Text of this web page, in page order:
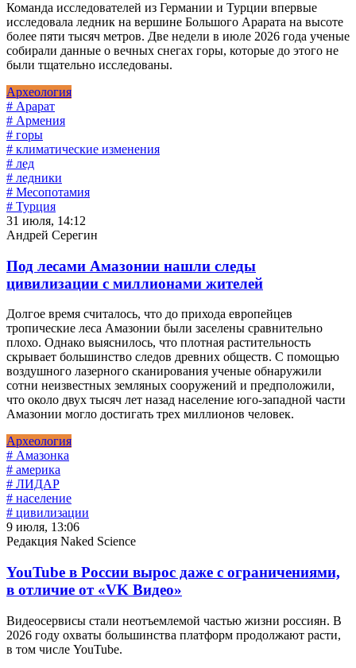
Команда исследователей из Германии и Турции впервые
исследовала ледник на вершине Большого Арарата на высоте
более пяти тысяч метров. Две недели в июле 2026 года ученые
собирали данные о вечных снегах горы, которые до этого не
были тщательно исследованы.
Археология
# Арарат
# Армения
# горы
# климатические изменения
# лед
# ледники
# Месопотамия
# Турция
31 июля, 14:12
Андрей Серегин
Под лесами Амазонии нашли следы
цивилизации с миллионами жителей
Долгое время считалось, что до прихода европейцев
тропические леса Амазонии были заселены сравнительно
плохо. Однако выяснилось, что плотная растительность
скрывает большинство следов древних обществ. С помощью
воздушного лазерного сканирования ученые обнаружили
сотни неизвестных земляных сооружений и предположили,
что около двух тысяч лет назад население юго-западной части
Амазонии могло достигать трех миллионов человек.
Археология
# Амазонка
# америка
# ЛИДАР
# население
# цивилизации
9 июля, 13:06
Редакция Naked Science
YouTube в России вырос даже с ограничениями,
в отличие от «VK Видео»
Видеосервисы стали неотъемлемой частью жизни россиян. В
2026 году охваты большинства платформ продолжают расти,
в том числе YouTube.